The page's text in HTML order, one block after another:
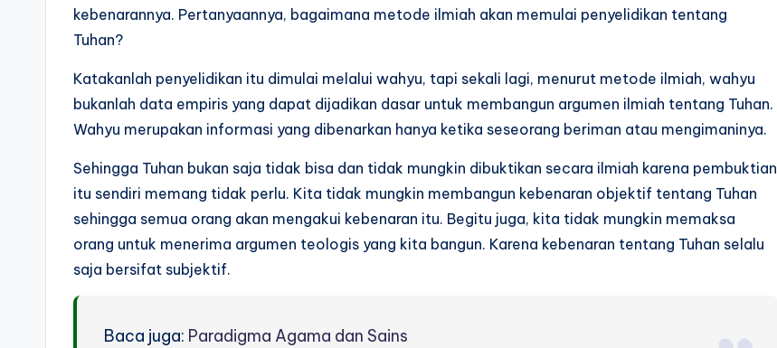
kebenarannya. Pertanyaannya, bagaimana metode ilmiah akan memulai penyelidikan tentang
Tuhan?
Katakanlah penyelidikan itu dimulai melalui wahyu, tapi sekali lagi, menurut metode ilmiah, wahyu
bukanlah data empiris yang dapat dijadikan dasar untuk membangun argumen ilmiah tentang Tuhan.
Wahyu merupakan informasi yang dibenarkan hanya ketika seseorang beriman atau mengimaninya.
Sehingga Tuhan bukan saja tidak bisa dan tidak mungkin dibuktikan secara ilmiah karena pembuktian
itu sendiri memang tidak perlu. Kita tidak mungkin membangun kebenaran objektif tentang Tuhan
sehingga semua orang akan mengakui kebenaran itu. Begitu juga, kita tidak mungkin memaksa
orang untuk menerima argumen teologis yang kita bangun. Karena kebenaran tentang Tuhan selalu
saja bersifat subjektif.
Baca juga: Paradigma Agama dan Sains